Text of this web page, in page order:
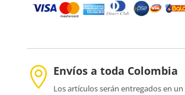
 Envíos a toda Colombia
Los artículos serán entregados en